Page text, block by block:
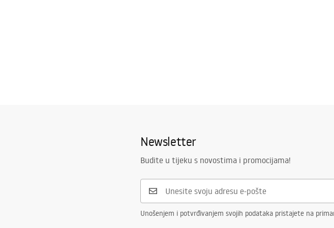
Newsletter
Budite u tijeku s novostima i promocijama!
Unošenjem i potvrđivanjem svojih podataka pristajete na